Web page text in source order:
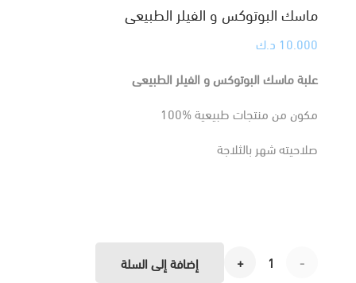
ماسك البوتوكس و الفيلر الطبيعى
10.000 د.ك
علبة ماسك البوتوكس و الفيلر الطبيعى
مكون من منتجات طبيعية %100
صلاحيته شهر بالثلاجة
كمية
إضافة إلى السلة